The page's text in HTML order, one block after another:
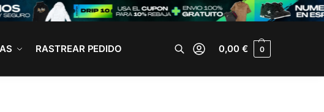
RASTREAR PEDIDO 0,00€ 0